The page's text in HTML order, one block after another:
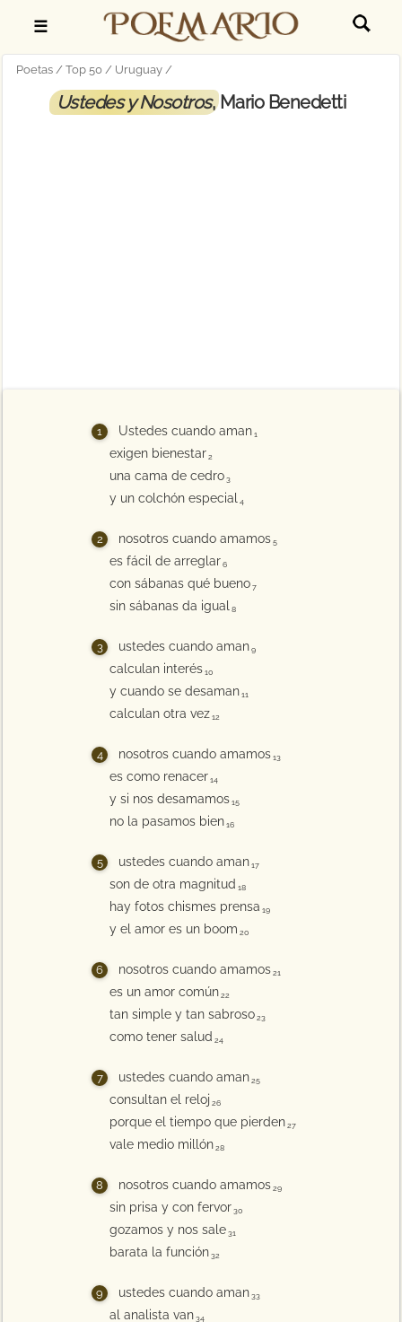
☰
Poetas Top 50 Uruguay
Ustedes y Nosotros, Mario Benedetti
Ustedes cuando aman 1
exigen bienestar 2
una cama de cedro 3
y un colchón especial 4
nosotros cuando amamos 5
es fácil de arreglar 6
con sábanas qué bueno 7
sin sábanas da igual 8
ustedes cuando aman 9
calculan interés 10
y cuando se desaman 11
calculan otra vez 12
nosotros cuando amamos 13
es como renacer 14
y si nos desamamos 15
no la pasamos bien 16
ustedes cuando aman 17
son de otra magnitud 18
hay fotos chismes prensa 19
y el amor es un boom 20
nosotros cuando amamos 21
es un amor común 22
tan simple y tan sabroso 23
como tener salud 24
ustedes cuando aman 25
consultan el reloj 26
porque el tiempo que pierden 27
vale medio millón 28
nosotros cuando amamos 29
sin prisa y con fervor 30
gozamos y nos sale 31
barata la función 32
ustedes cuando aman 33
al analista van 34